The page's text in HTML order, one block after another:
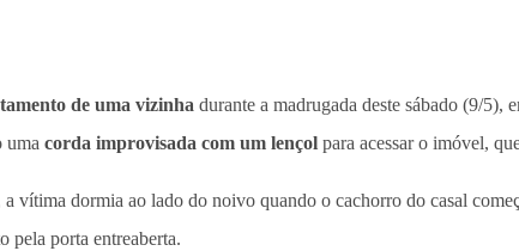
de uma vizinha durante a madrugada deste sábado (9/
uma corda improvisada com um lençol para acessar o imóvel,
vítima dormia ao lado do noivo quando o cachorro do casal
pela porta entreaberta.